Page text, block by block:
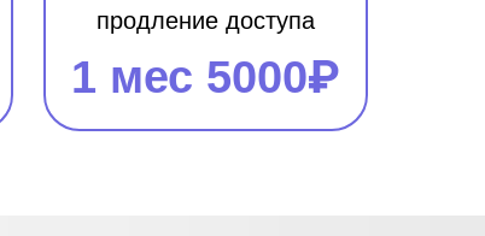
продление доступа
1 мес 5000₽